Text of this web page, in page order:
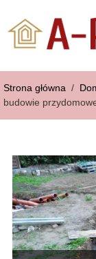
Strona główna /
budowie